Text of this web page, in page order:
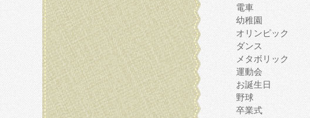
電車
幼稚園
オリンピック
ダンス
メタボリック
運動会
お誕生日
野球
卒業式